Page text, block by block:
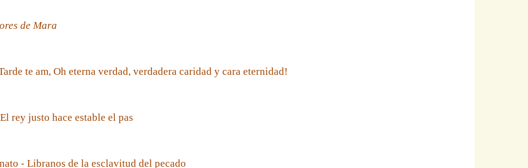
de Mara
te am, Oh eterna verdad, verdadera caridad y cara eternidad!
rey justo hace estable el pas
- Libranos de la esclavitud del pecado